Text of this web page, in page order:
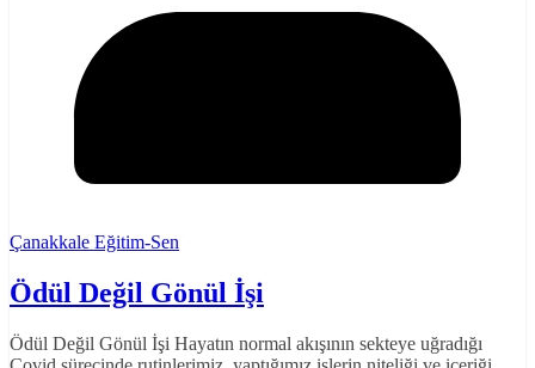
Çanakkale Eğitim-Sen
Ödül Değil Gönül İşi
Ödül Değil Gönül İşi Hayatın normal akışının sekteye uğradığı